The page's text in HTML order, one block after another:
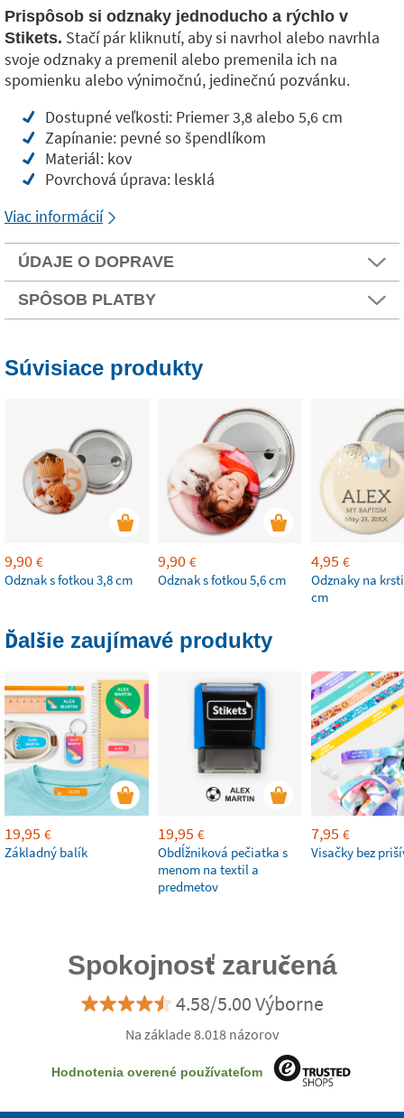
Prispôsob si odznaky jednoducho a rýchlo v
Stikets. Stačí pár kliknutí, aby si navrhol alebo navrhla
svoje odznaky a premenil alebo premenila ich na
spomienku alebo výnimočnú, jedinečnú pozvánku.
Dostupné veľkosti: Priemer 3,8 alebo 5,6 cm
Zapínanie: pevné so špendlíkom
Materiál: kov
Povrchová úprava: lesklá
Viac informácií
ÚDAJE O DOPRAVE
SPÔSOB PLATBY
Súvisiace produkty
9,90 €
Odznak s fotkou 3,8 cm
9,90 €
Odznak s fotkou 5,6 cm
4,95 €
Odznaky na
cm
Ďalšie zaujímavé produkty
19,95 €
Základný balík
19,95 €
Obdĺžniková pečiatka s
menom na textil a
predmetov
7,95 €
Visačky bez
Spokojnosť zaručená
4.58/5.00 Výborne
Na základe 8.018 názorov
Hodnotenia overené používateľom